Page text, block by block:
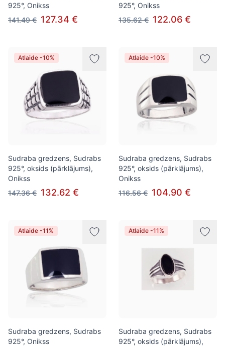
925°, Onikss
141.49 € 127.34 €
925°, Onikss
135.62 € 122.06 €
Atlaide -10%
Sudraba gredzens, Sudrabs
925°, oksids (pārklājums),
Onikss
147.36 € 132.62 €
Atlaide -10%
Sudraba gredzens, Sudrabs
925°, oksids (pārklājums),
Onikss
116.56 € 104.90 €
Atlaide -11%
Sudraba gredzens, Sudrabs
925°, Onikss
Atlaide -11%
Sudraba gredzens, Sudrabs
925°, oksids (pārklājums),